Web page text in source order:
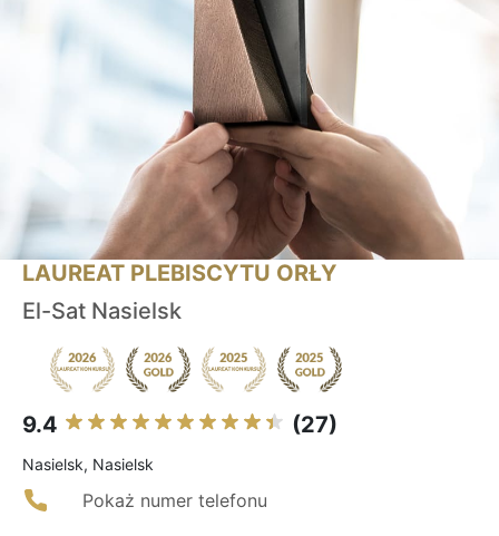
LAUREAT PLEBISCYTU ORŁY
El-Sat Nasielsk
9.4 (27)
Nasielsk, Nasielsk
Pokaż numer telefonu